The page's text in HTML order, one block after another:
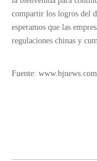
compartir los logros del
esperamos que las
regulaciones chinas y
Fuente: